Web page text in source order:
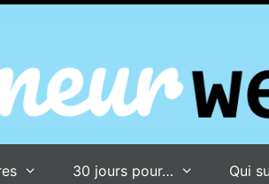
30 jours pour… Qui